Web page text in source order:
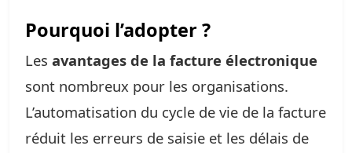
Pourquoi l’adopter ?
Les avantages de la facture électronique
sont nombreux pour les organisations.
L’automatisation du cycle de vie de la facture
réduit les erreurs de saisie et les délais de